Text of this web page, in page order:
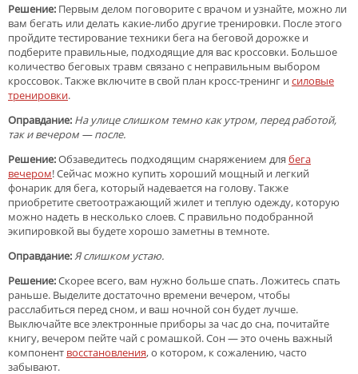
Решение: Первым делом поговорите с врачом и узнайте, можно ли
вам бегать или делать какие-либо другие тренировки. После этого
пройдите тестирование техники бега на беговой дорожке и
подберите правильные, подходящие для вас кроссовки. Большое
количество беговых травм связано с неправильным выбором
кроссовок. Также включите в свой план кросс-тренинг и силовые
тренировки.
Оправдание: На улице слишком темно как утром, перед работой,
так и вечером — после.
Решение:Обзаведитесь подходящим снаряжением для бега
вечером! Сейчас можно купить хороший мощный и легкий
фонарик для бега, который надевается на голову. Также
приобретите светоотражающий жилет и теплую одежду, которую
можно надеть в несколько слоев. С правильно подобранной
экипировкой вы будете хорошо заметны в темноте.
Оправдание:Я слишком устаю.
Решение:Скорее всего, вам нужно больше спать. Ложитесь спать
раньше. Выделите достаточно времени вечером, чтобы
расслабиться перед сном, и ваш ночной сон будет лучше.
Выключайте все электронные приборы за час до сна, почитайте
книгу, вечером пейте чай с ромашкой. Сон — это очень важный
компонент восстановления, о котором, к сожалению, часто
забывают.